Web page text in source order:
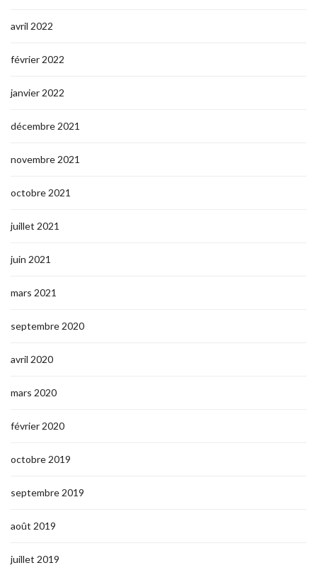
avril 2022
février 2022
janvier 2022
décembre 2021
novembre 2021
octobre 2021
juillet 2021
juin 2021
mars 2021
septembre 2020
avril 2020
mars 2020
février 2020
octobre 2019
septembre 2019
août 2019
juillet 2019